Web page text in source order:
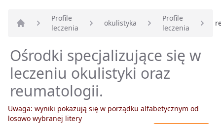
Strona główna
Profile
leczenia
okulistyka
Profile
leczenia
Ośrodki specjalizujące się w
leczeniu okulistyki oraz
reumatologii.
Uwaga: wyniki pokazują się w porządku alfabetycznym od
losowo wybranej litery